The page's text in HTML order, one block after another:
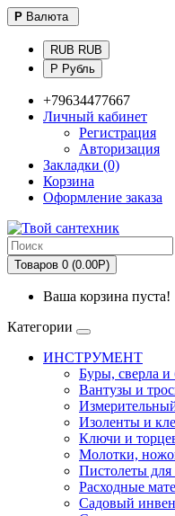
Р Валюта
RUB RUB
Р Рубль
+79634477667
Личный кабинет
Регистрация
Авторизация
Закладки (0)
Корзина
Оформление заказа
Товаров 0 (0.00Р)
Ваша корзина пуста!
Категории
ИНСТРУМЕНТ
Буры, сверла
Вантузы и
Изоленты и
Ключи и
Молотки,
Пистолеты для
Расходные
Садовый